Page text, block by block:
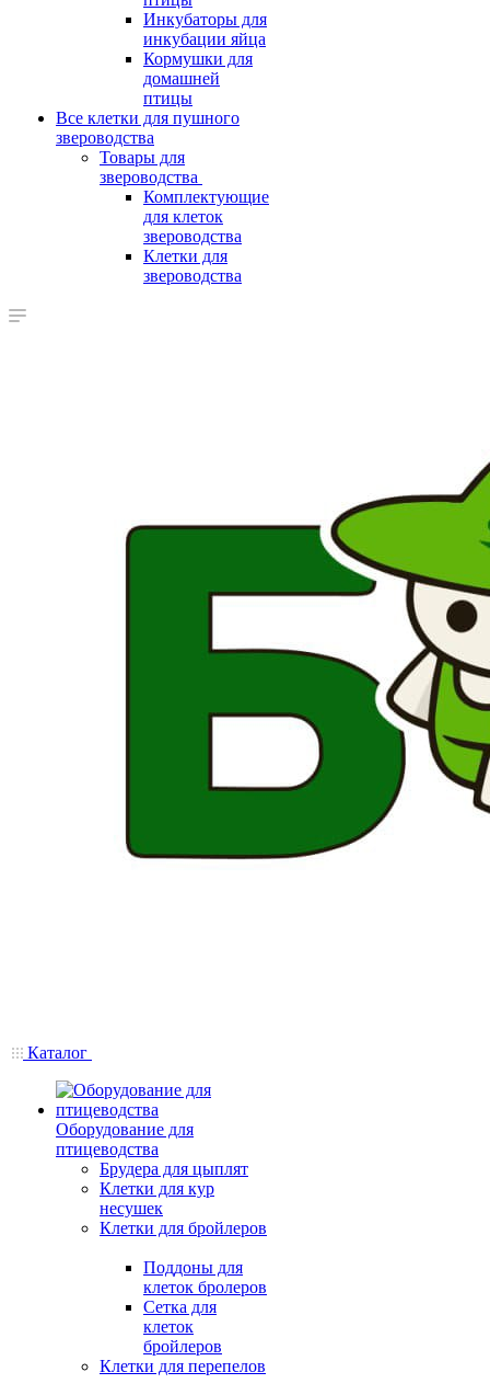
Инкубаторы для
инкубации яйца
Кормушки для
домашней
птицы
Все клетки для пушного
звероводства
Товары для
звероводства
Комплектующие
для клеток
звероводства
Клетки для
звероводства
Каталог
Оборудование для
птицеводства
Брудера для цыплят
Клетки для кур
несушек
Клетки для бройлеров
Поддоны для
клеток бролеров
Сетка для
клеток
бройлеров
Клетки для перепелов